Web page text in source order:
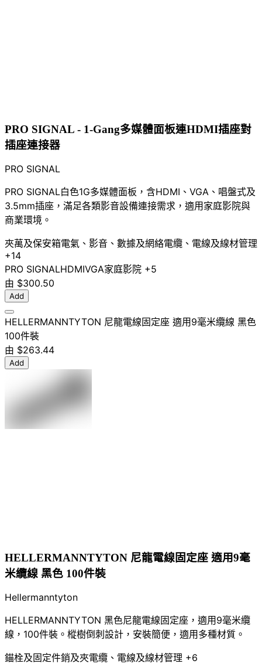
PRO SIGNAL - 1-Gang多媒體面板連HDMI插座對
插座連接器
PRO SIGNAL
PRO SIGNAL白色1G多媒體面板，含HDMI、VGA、唱盤式及
3.5mm插座，滿足各類影音設備連接需求，適用家庭影院與
商業環境。
夾萬及保安箱電氣、影音、數據及網絡電纜、電線及線材管理
+14
PRO SIGNALHDMIVGA家庭影院 +5
由 $300.50
Add
HELLERMANNTYTON 尼龍電線固定座 適用9毫米纜線 黑色
100件裝
由 $263.44
Add
HELLERMANNTYTON 尼龍電線固定座 適用9毫
米纜線 黑色 100件裝
Hellermanntyton
HELLERMANNTYTON 黑色尼龍電線固定座，適用9毫米纜
線，100件裝。樅樹倒刺設計，安裝簡便，適用多種材質。
錨栓及固定件銷及夾電纜、電線及線材管理 +6